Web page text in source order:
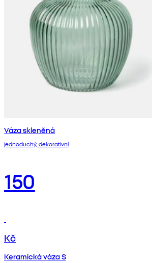
Váza skleněná
jednoduchý, dekorativní
150
Kč
Keramická váza S